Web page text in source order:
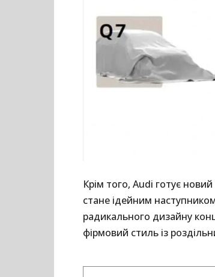
Крім того, Audi готує
стане ідейним
радикального дизайну
фірмовий стиль із